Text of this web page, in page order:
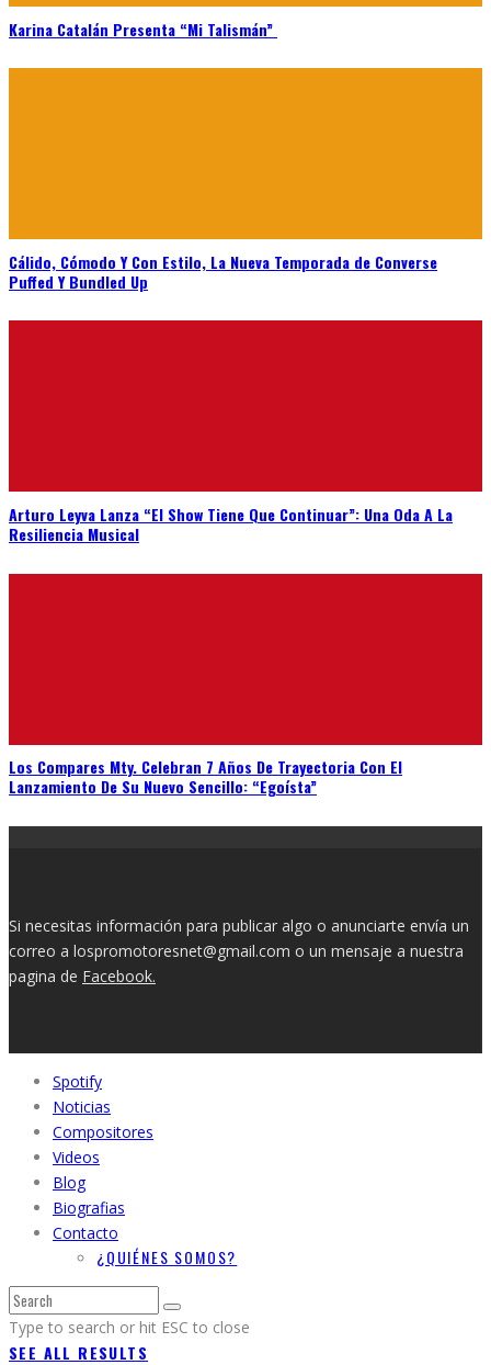
Karina Catalán Presenta “Mi Talismán”
Cálido, Cómodo Y Con Estilo, La Nueva Temporada de Converse
Puffed Y Bundled Up
Arturo Leyva Lanza “El Show Tiene Que Continuar”: Una Oda A La
Resiliencia Musical
Los Compares Mty. Celebran 7 Años De Trayectoria Con El
Lanzamiento De Su Nuevo Sencillo: “Egoísta”
Si necesitas información para publicar algo o anunciarte envía un
correo a lospromotoresnet@gmail.com o un mensaje a nuestra
pagina de Facebook.
Spotify
Noticias
Compositores
Videos
Blog
Biografias
Contacto
¿QUIÉNES SOMOS?
Type to search or hit ESC to close
SEE ALL RESULTS